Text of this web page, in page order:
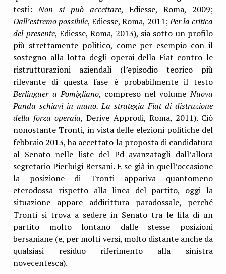
testi:Non si può accettare, Ediesse, Roma, 2009;
Dall’estremo possibile, Ediesse, Roma, 2011;Per la critica
del presente, Ediesse, Roma, 2013), sia sotto un profilo
più strettamente politico, come per esempio con il
sostegno alla lotta degli operai della Fiat contro le
ristrutturazioni aziendali (l’episodio teorico più
rilevante di questa fase è probabilmente il testo
Berlinguer a Pomigliano, compreso nel volumeNuova
Panda schiavi in mano. La strategia Fiat di distruzione
della forza operaia, Derive Approdi, Roma, 2011). Ciò
nonostante Tronti, in vista delle elezioni politiche del
febbraio 2013, ha accettato la proposta di candidatura
al Senato nelle liste del Pd avanzatagli dall’allora
segretario Pierluigi Bersani. E se già in quell’occasione
la posizione di Tronti appariva quantomeno
eterodossa rispetto alla linea del partito, oggi la
situazione appare addirittura paradossale, perché
Tronti si trova a sedere in Senato tra le fila di un
partito molto lontano dalle stesse posizioni
bersaniane (e, per molti versi, molto distante anche da
qualsiasi residuo riferimento alla sinistra
novecentesca).